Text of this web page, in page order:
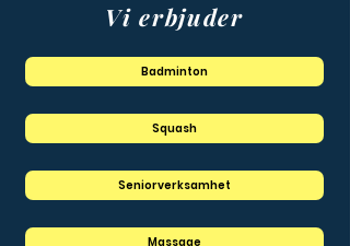
Vi erbjuder
Badminton
Squash
Seniorverksamhet
Massage